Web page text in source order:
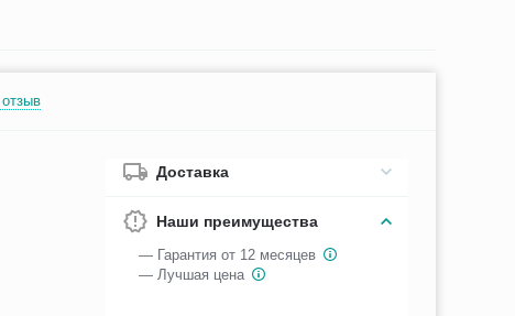
Доставка
Наши преимущества
— Гарантия от 12 месяцев
— Лучшая цена